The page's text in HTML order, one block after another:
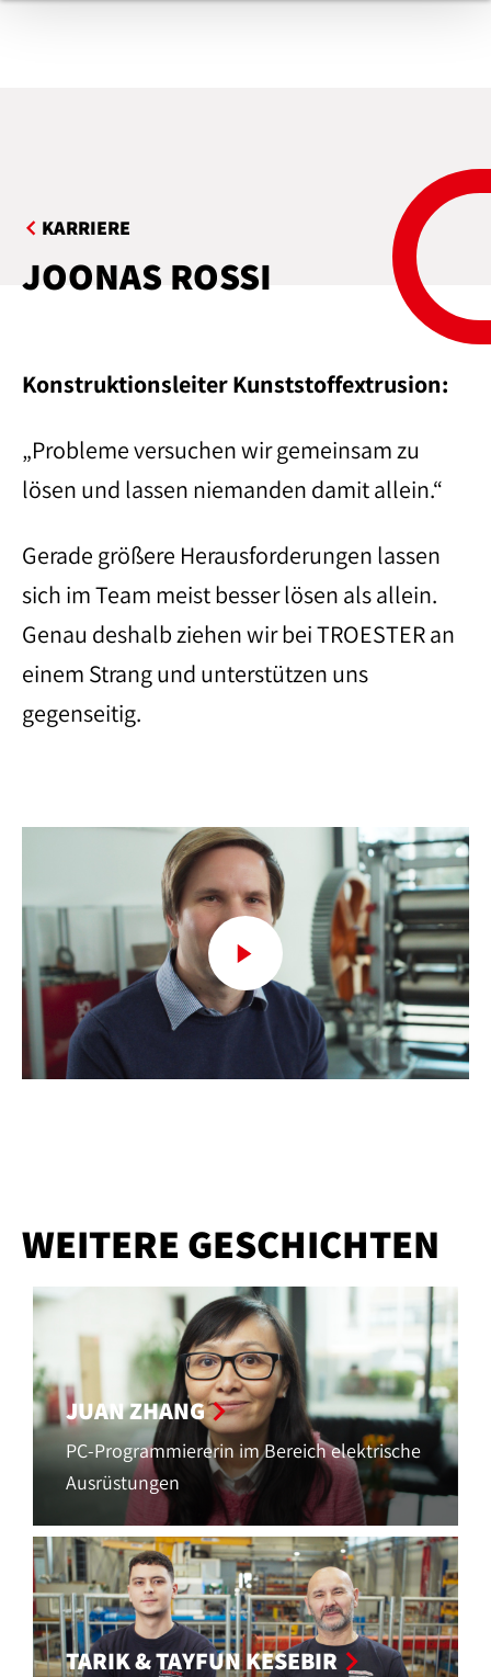
KARRIERE
JOONAS ROSSI
Konstruktionsleiter Kunststoffextrusion:
„Probleme versuchen wir gemeinsam zu
lösen und lassen niemanden damit allein.“
Gerade größere Herausforderungen lassen
sich im Team meist besser lösen als allein.
Genau deshalb ziehen wir bei TROESTER an
einem Strang und unterstützen uns
gegenseitig.
WEITERE GESCHICHTEN
JUAN ZHANG
PC-Programmiererin im Bereich elektrische
Ausrüstungen
TARIK & TAYFUN KESEBIR